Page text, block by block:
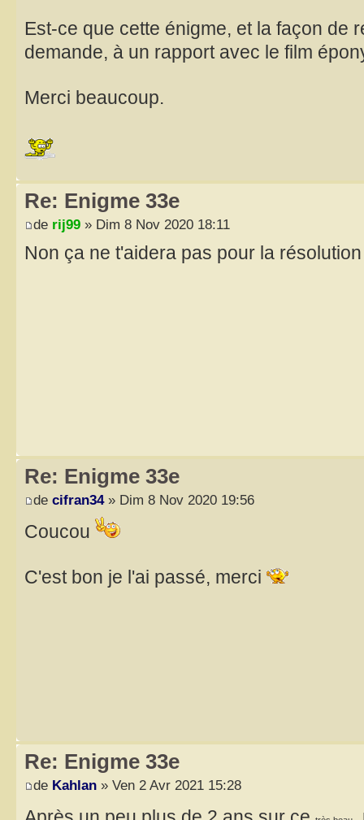
Est-ce que cette énigme, et la façon de
demande, à un rapport avec le film
Merci beaucoup.
Re: Enigme 33e
de rij99 » Dim 8 Nov 2020 18:11
Non ça ne t'aidera pas pour la
Re: Enigme 33e
de cifran34» Dim 8 Nov 2020 19:56
Coucou
C'est bon je l'ai passé, merci
Re: Enigme 33e
de Kahlan » Ven 2 Avr 2021 15:28